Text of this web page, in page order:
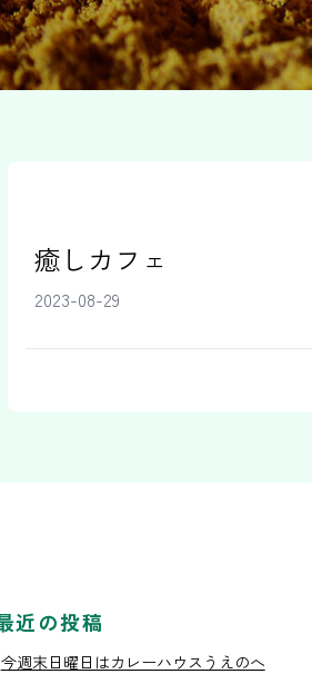
癒しカフェ
2023-08-29
近の投稿
今週末日曜日はカレーハウスうえのへ